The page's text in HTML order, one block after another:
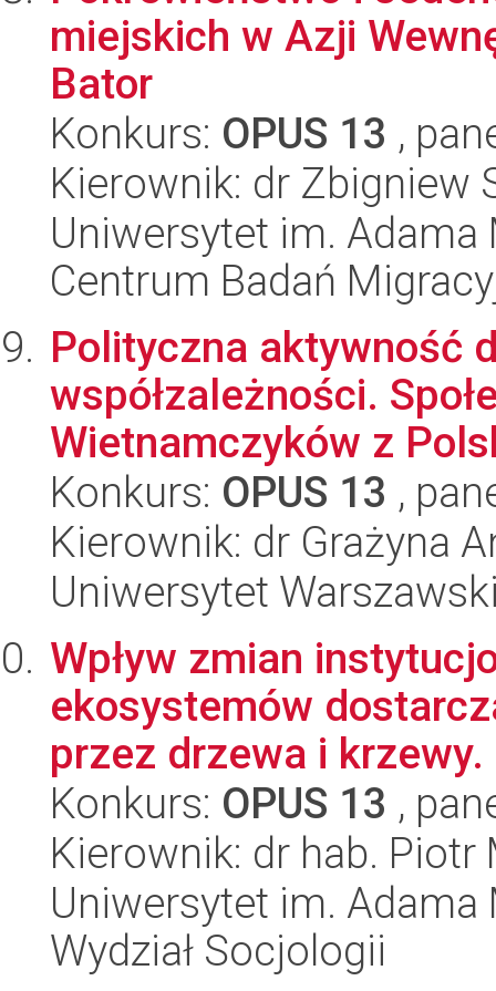
miejskich w Azji
Bator
Konkurs: OPUS 13 ,
Kierownik: dr Zbigniew
Uniwersytet im.
Centrum Badań
Polityczna aktywność
współzależności.
Wietnamczyków z
Konkurs: OPUS 13 ,
Kierownik: dr Grażyna
Uniwersytet
Wpływ zmian
ekosystemów
przez drzewa i krzewy.
Konkurs: OPUS 13 ,
Kierownik: dr hab. Piotr
Uniwersytet im.
Wydział Socjologii